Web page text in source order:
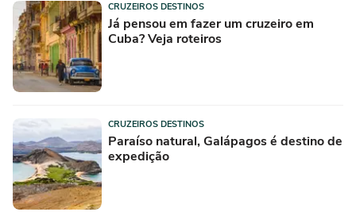
CRUZEIROS DESTINOS
Já pensou em fazer um cruzeiro em
Cuba? Veja roteiros
CRUZEIROS DESTINOS
Paraíso natural, Galápagos é destino de
expedição